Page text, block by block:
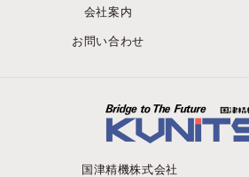
会社案内
お問い合わせ
国津精機株式会社